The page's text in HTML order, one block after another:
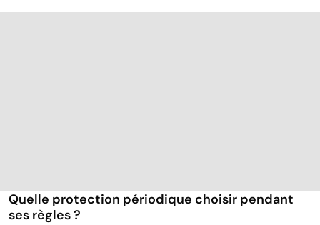
Quelle protection périodique choisir pendant
ses règles ?